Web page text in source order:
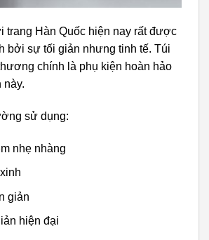
trang Hàn Quốc hiện nay rất được
bởi sự tối giản nhưng tinh tế. Túi
chính là phụ kiện hoàn hảo
này.
sử dụng:
nhẹ nhàng
giản
hiện đại